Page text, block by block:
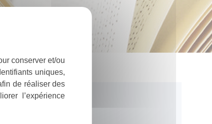
conserver et/ou
uniques,
de réaliser des
l’expérience